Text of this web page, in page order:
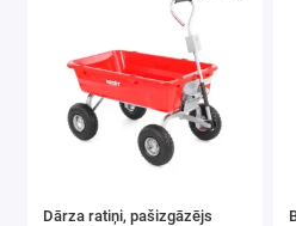
Dārza ratiņi, pašizgāzējs